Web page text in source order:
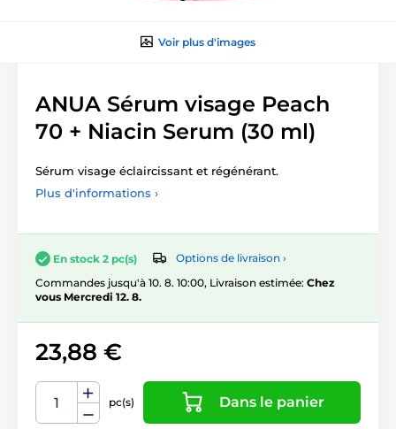
Voir plus d'images
ANUA Sérum visage Peach
70 + Niacin Serum (30 ml)
Sérum visage éclaircissant et régénérant.
Plus d'informations ›
En stock 2 pc(s)
Options de livraison ›
Commandes jusqu'à 10. 8. 10:00, Livraison estimée: Chez
vous Mercredi 12. 8.
23,88 €
pc(s) Dans le panier